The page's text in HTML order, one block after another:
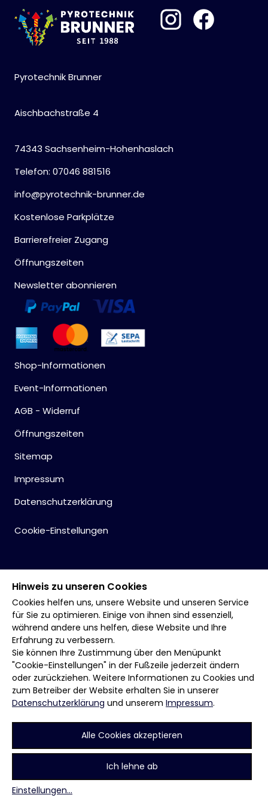
Pyrotechnik Brunner
Aischbachstraße 4
74343 Sachsenheim-Hohenhaslach
Telefon: 07046 881516
info@pyrotechnik-brunner.de
Kostenlose Parkplätze
Barrierefreier Zugang
Öffnungszeiten
Newsletter abonnieren
Shop-Informationen
Event-Informationen
AGB - Widerruf
Öffnungszeiten
Sitemap
Impressum
Datenschutzerklärung
Cookie-Einstellungen
Hinweis zu unseren Cookies
Cookies helfen uns, unsere Website und unseren Service
für Sie zu optimieren. Einige von ihnen sind essenziell,
während andere uns helfen, diese Website und Ihre
Erfahrung zu verbessern.
Sie können Ihre Zustimmung über den Menüpunkt
"Cookie-Einstellungen" in der Fußzeile jederzeit ändern
oder zurückziehen. Weitere Informationen zu Cookies und
zum Betreiber der Website erhalten Sie in unserer
Datenschutzerklärung und unserem Impressum.
Einstellungen...
Ich lehne ab
Alle Cookies akzeptieren